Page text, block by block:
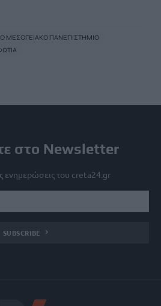
ΜΕΣΟΓΕΙΑΚΟ ΠΑΝΕΠΙΣΤΗΜΙΟ
στο Newsletter
ενημερώσεις του creta24.gr
SUBSCRIBE